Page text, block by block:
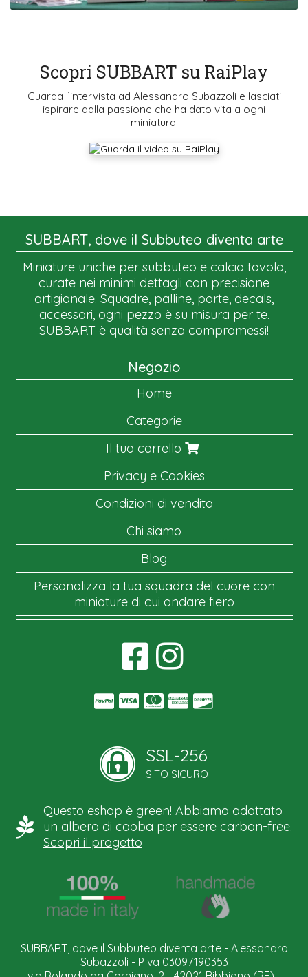
Scopri SUBBART su RaiPlay
Guarda l’intervista ad Alessandro Subazzoli e lasciati
ispirare dalla passione che ha dato vita a ogni
miniatura.
SUBBART, dove il Subbuteo diventa arte
Miniature uniche per subbuteo e calcio tavolo,
curate nei minimi dettagli con precisione
artigianale. Squadre, palline, porte, decals,
accessori, ogni pezzo è su misura per te.
SUBBART è qualità senza compromessi!
Negozio
Home
Categorie
Il tuo carrello
Privacy e Cookies
Condizioni di vendita
Chi siamo
Blog
Personalizza la tua squadra del cuore con
miniature di cui andare fiero
SSL-256
SITO SICURO
Questo eshop è green! Abbiamo adottato
un albero di caoba per essere carbon-free.
Scopri il progetto
SUBBART, dove il Subbuteo diventa arte - Alessandro
Subazzoli - P.Iva 03097190353